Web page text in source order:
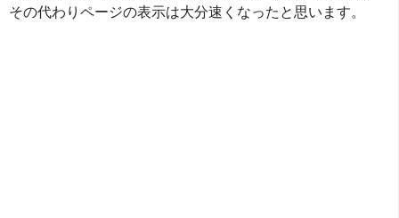
その代わりページの表示は大分速くなったと思います。